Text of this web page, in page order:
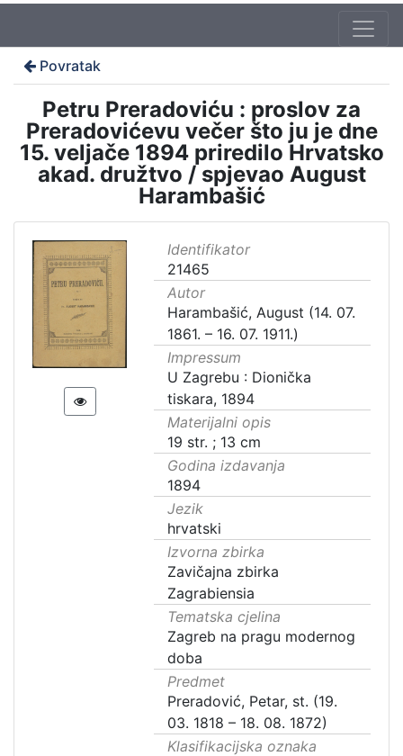
Povratak
Petru Preradoviću : proslov za
Preradovićevu večer što ju je dne
15. veljače 1894 priredilo Hrvatsko
akad. družtvo / spjevao August
Harambašić
Identifikator
21465
Autor
Harambašić, August (14. 07.
1861. – 16. 07. 1911.)
Impressum
U Zagrebu : Dionička
tiskara, 1894
Materijalni opis
19 str. ; 13 cm
Godina izdavanja
1894
Jezik
hrvatski
Izvorna zbirka
Zavičajna zbirka
Zagrabiensia
Tematska cjelina
Zagreb na pragu modernog
doba
Predmet
Preradović, Petar, st. (19.
03. 1818 – 18. 08. 1872)
Klasifikacijska oznaka